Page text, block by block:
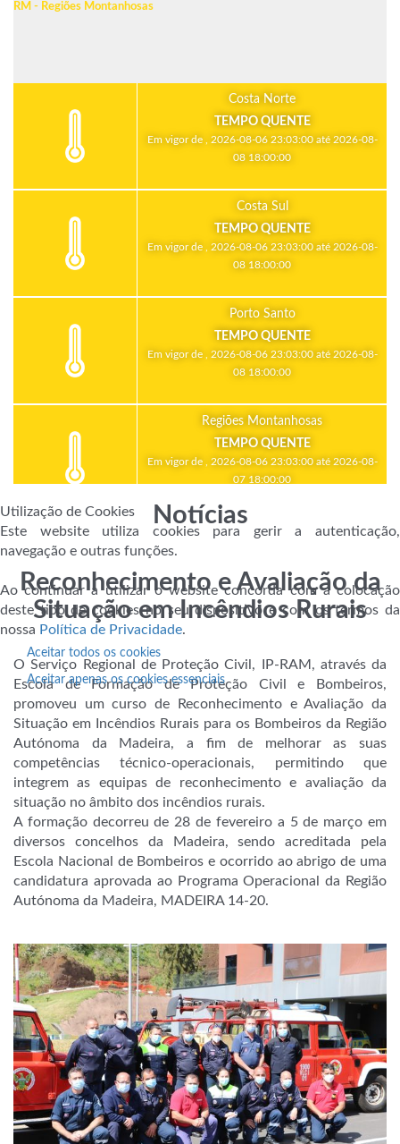
RM - Regiões Montanhosas
Costa Norte
TEMPO QUENTE
Em vigor de , 2026-08-06 23:03:00 até 2026-08-
08 18:00:00
Costa Sul
TEMPO QUENTE
Em vigor de , 2026-08-06 23:03:00 até 2026-08-
08 18:00:00
Porto Santo
TEMPO QUENTE
Em vigor de , 2026-08-06 23:03:00 até 2026-08-
08 18:00:00
Regiões Montanhosas
TEMPO QUENTE
Em vigor de , 2026-08-06 23:03:00 até 2026-08-
07 18:00:00
Notícias
Reconhecimento e Avaliação da
Situação em Incêndios Rurais
O Serviço Regional de Proteção Civil, IP-RAM, através da
Escola de Formação de Proteção Civil e Bombeiros,
promoveu um curso de Reconhecimento e Avaliação da
Situação em Incêndios Rurais para os Bombeiros da Região
Autónoma da Madeira, a fim de melhorar as suas
competências técnico-operacionais, permitindo que
integrem as equipas de reconhecimento e avaliação da
situação no âmbito dos incêndios rurais.
A formação decorreu de 28 de fevereiro a 5 de março em
diversos concelhos da Madeira, sendo acreditada pela
Escola Nacional de Bombeiros e ocorrido ao abrigo de uma
candidatura aprovada ao Programa Operacional da Região
Autónoma da Madeira, MADEIRA 14-20.
Utilização de Cookies
Este website utiliza cookies para gerir a autenticação,
navegação e outras funções.
Ao continuar a utilizar o website concorda com a colocação
deste tipo de cookies no seu dispositivo e com os termos da
nossa Política de Privacidade.
Aceitar todos os cookies
Aceitar apenas os cookies essenciais